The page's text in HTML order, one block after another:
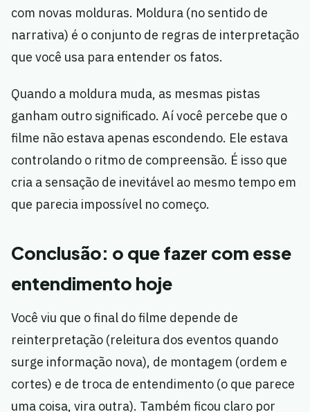
com novas molduras. Moldura (no sentido de
narrativa) é o conjunto de regras de interpretação
que você usa para entender os fatos.
Quando a moldura muda, as mesmas pistas
ganham outro significado. Aí você percebe que o
filme não estava apenas escondendo. Ele estava
controlando o ritmo de compreensão. É isso que
cria a sensação de inevitável ao mesmo tempo em
que parecia impossível no começo.
Conclusão: o que fazer com esse
entendimento hoje
Você viu que o final do filme depende de
reinterpretação (releitura dos eventos quando
surge informação nova), de montagem (ordem e
cortes) e de troca de entendimento (o que parece
uma coisa, vira outra). Também ficou claro por